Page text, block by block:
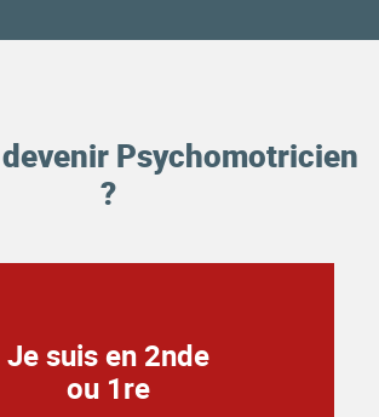
Psychomotricien
?
Je suis en 2nde
ou 1re